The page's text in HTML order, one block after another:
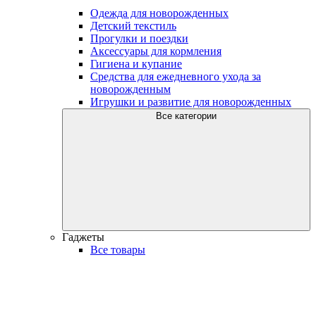
Одежда для новорожденных
Детский текстиль
Прогулки и поездки
Аксессуары для кормления
Гигиена и купание
Средства для ежедневного ухода за
новорожденным
Игрушки и развитие для новорожденных
Все категории
Гаджеты
Все товары